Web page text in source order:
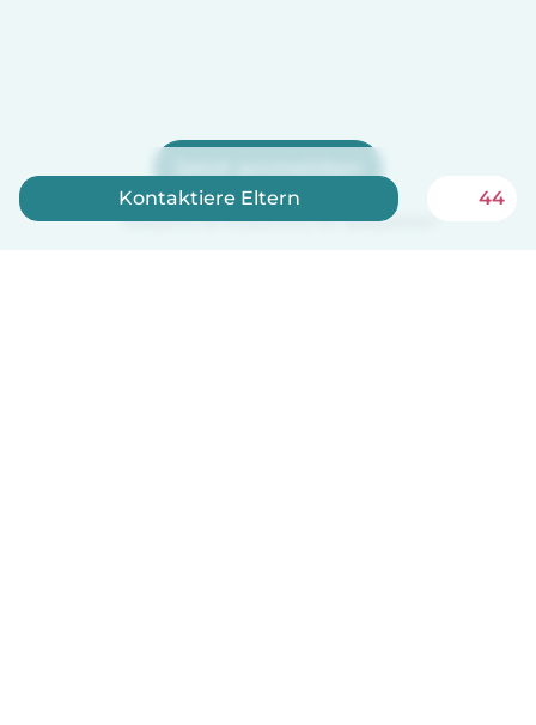
Babysits ist kostenlos für Babysitter!
Kontaktiere Eltern 44